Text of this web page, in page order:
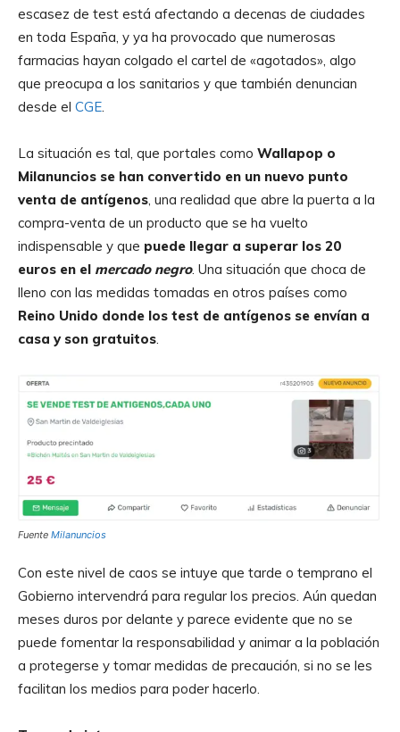
escasez de test está afectando a decenas de ciudades
en toda España, y ya ha provocado que numerosas
farmacias hayan colgado el cartel de «agotados», algo
que preocupa a los sanitarios y que también denuncian
desde el CGE.
La situación es tal, que portales como Wallapop o
Milanuncios se han convertido en un nuevo punto
venta de antígenos, una realidad que abre la puerta a la
compra-venta de un producto que se ha vuelto
indispensable y que puede llegar a superar los 20
euros en el mercado negro. Una situación que choca de
lleno con las medidas tomadas en otros países como
Reino Unido donde los test de antígenos se envían a
casa y son gratuitos.
Fuente Milanuncios
Con este nivel de caos se intuye que tarde o temprano el
Gobierno intervendrá para regular los precios. Aún quedan
meses duros por delante y parece evidente que no se
puede fomentar la responsabilidad y animar a la población
a protegerse y tomar medidas de precaución, si no se les
facilitan los medios para poder hacerlo.